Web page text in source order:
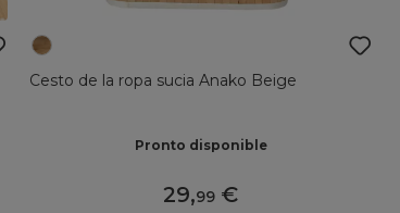
Cesto de la ropa sucia Anako Beige
Pronto disponible
29,99